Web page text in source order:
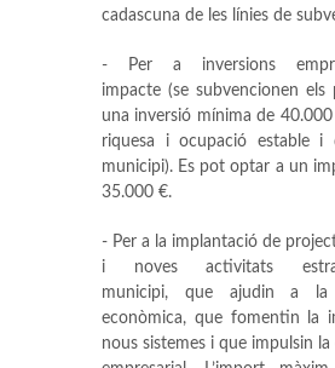
cadascuna de les línies de
- Per a inversions
impacte (se subvencionen els
una inversió mínima de
riquesa i ocupació estable i
municipi). Es pot optar a un
35.000 €.
- Per a la implantació de
i noves activitats
municipi, que ajudin a la
econòmica, que fomentin la
nous sistemes i que impulsin